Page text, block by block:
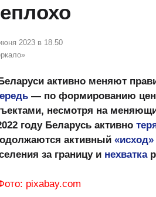
2023 в 18.50
активно меняют
— по формированию
несмотря на
году Беларусь активно
активный «исход»
за границу и нехватка